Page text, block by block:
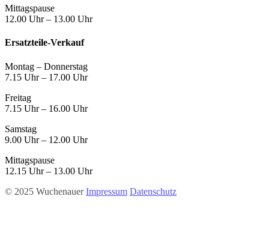
Mittagspause
12.00 Uhr – 13.00 Uhr
Ersatzteile-Verkauf
Montag – Donnerstag
7.15 Uhr – 17.00 Uhr
Freitag
7.15 Uhr – 16.00 Uhr
Samstag
9.00 Uhr – 12.00 Uhr
Mittagspause
12.15 Uhr – 13.00 Uhr
© 2025 Wuchenauer Impressum Datenschutz